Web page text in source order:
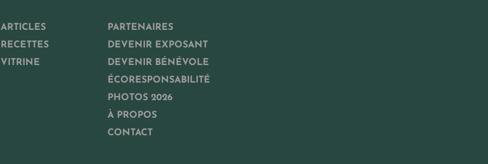
ARTICLES
RECETTES
VITRINE
PARTENAIRES
DEVENIR EXPOSANT
DEVENIR BÉNÉVOLE
ÉCORESPONSABILITÉ
PHOTOS 2026
À PROPOS
CONTACT